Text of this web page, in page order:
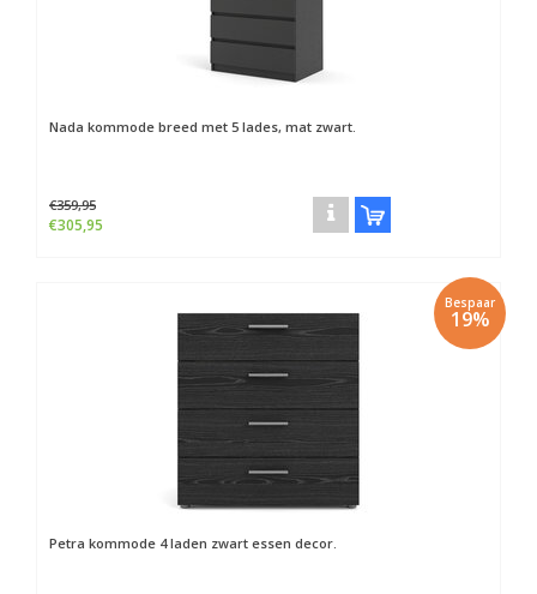
Nada kommode breed met 5 lades, mat zwart.
€359,95
€305,95
Bespaar
19%
Petra kommode 4 laden zwart essen decor.